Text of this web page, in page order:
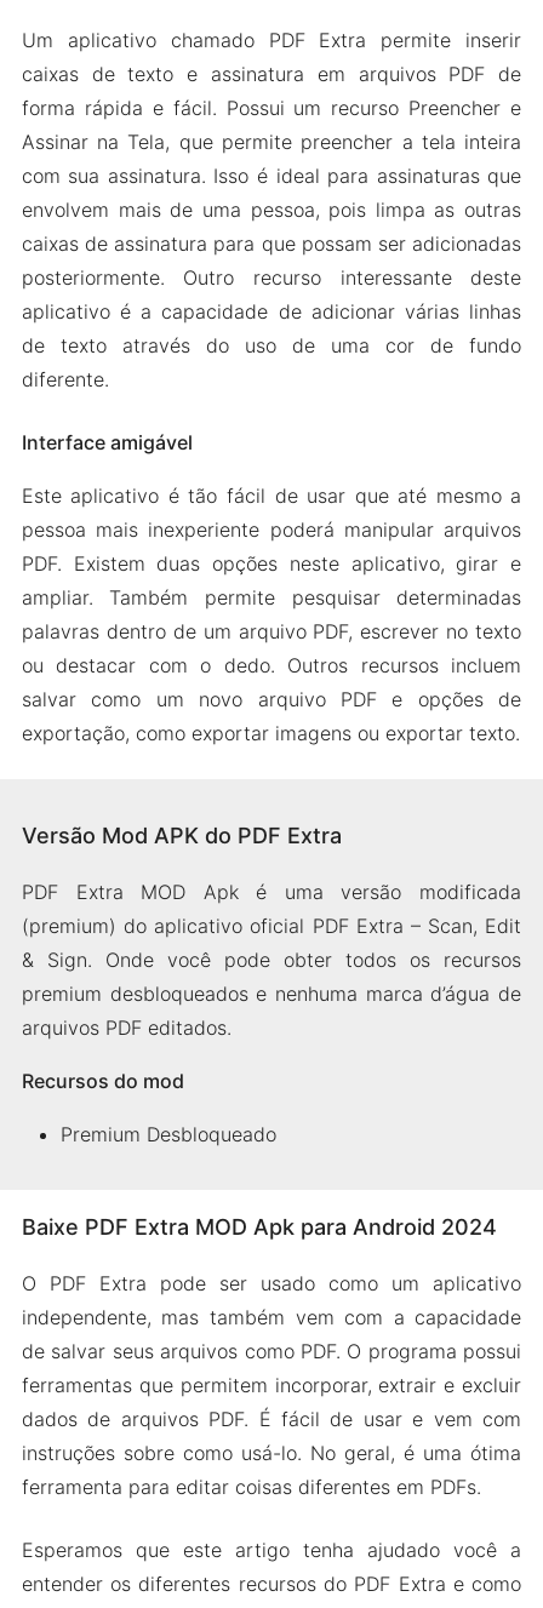
Um aplicativo chamado PDF Extra permite inserir
caixas de texto e assinatura em arquivos PDF de
forma rápida e fácil. Possui um recurso Preencher e
Assinar na Tela, que permite preencher a tela inteira
com sua assinatura. Isso é ideal para assinaturas que
envolvem mais de uma pessoa, pois limpa as outras
caixas de assinatura para que possam ser adicionadas
posteriormente. Outro recurso interessante deste
aplicativo é a capacidade de adicionar várias linhas
de texto através do uso de uma cor de fundo
diferente.
Interface amigável
Este aplicativo é tão fácil de usar que até mesmo a
pessoa mais inexperiente poderá manipular arquivos
PDF. Existem duas opções neste aplicativo, girar e
ampliar. Também permite pesquisar determinadas
palavras dentro de um arquivo PDF, escrever no texto
ou destacar com o dedo. Outros recursos incluem
salvar como um novo arquivo PDF e opções de
exportação, como exportar imagens ou exportar texto.
Versão Mod APK do PDF Extra
PDF Extra MOD Apk é uma versão modificada
(premium) do aplicativo oficial PDF Extra – Scan, Edit
& Sign. Onde você pode obter todos os recursos
premium desbloqueados e nenhuma marca d’água de
arquivos PDF editados.
Recursos do mod
Premium Desbloqueado
Baixe PDF Extra MOD Apk para Android 2024
O PDF Extra pode ser usado como um aplicativo
independente, mas também vem com a capacidade
de salvar seus arquivos como PDF. O programa possui
ferramentas que permitem incorporar, extrair e excluir
dados de arquivos PDF. É fácil de usar e vem com
instruções sobre como usá-lo. No geral, é uma ótima
ferramenta para editar coisas diferentes em PDFs.
Esperamos que este artigo tenha ajudado você a
entender os diferentes recursos do PDF Extra e como